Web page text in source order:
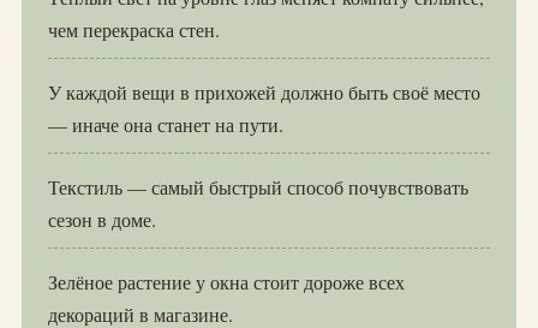
чем перекраска стен.
У каждой вещи в прихожей должно быть своё место
— иначе она станет на пути.
Текстиль — самый быстрый способ почувствовать
сезон в доме.
Зелёное растение у окна стоит дороже всех
декораций в магазине.